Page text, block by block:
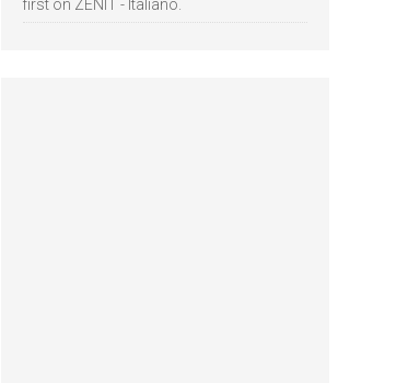
first on ZENIT - Italiano.